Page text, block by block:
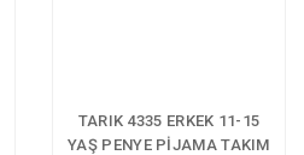
TARIK 4335 ERKEK 11-15
YAŞ PENYE PİJAMA TAKIM